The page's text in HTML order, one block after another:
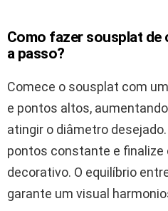
Como fazer sousplat
a passo?
Comece o sousplat com
e pontos altos,
atingir o diâmetro
pontos constante e
decorativo. O equilíbrio
garante um visual